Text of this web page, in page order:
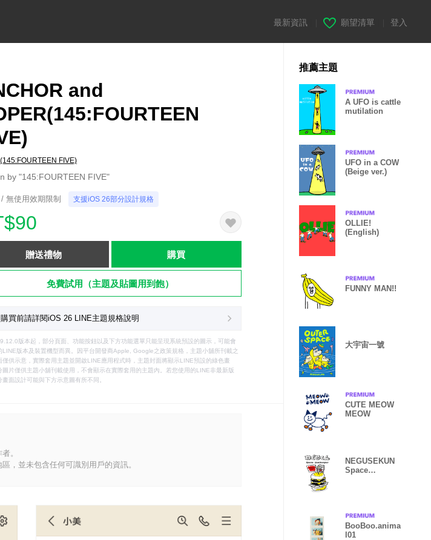
最新資訊 願望清單 登入
and
FIVE)
by "145:FOURTEEN FIVE"
無使用效期限制 支援iOS 26部分設計規格
贈送禮物 購買
免費試用（主題及貼圖用到飽）
購買前請詳閱iOS 26 LINE主題規格說明
版本起，部分頁面、功能按鈕以及下方功能選單只能呈現系統預設的圖示，可能會
LINE版本及裝置機型而異。因平台開發商Apple, Google之政策規格，主題小舖所刊載之
僅供示意，實際套用主題並開啟LINE應用程式時，主題封面將顯示LINE預設的綠色畫
圖片僅供主題小舖刊載使用，不會顯示在實際套用的主題內。若您使用的LINE非最新版
畫面設計可能與下方示意圖有所不同。
。
，並未包含任何可識別用戶的資訊。
推薦主題
A UFO is cattle
mutilation
UFO in a COW
(Beige ver.)
OLLIE!
(English)
FUNNY MAN!!
大宇宙一號
CUTE MEOW
MEOW
NEGUSEKUN
Space
BooBoo.anima
l01